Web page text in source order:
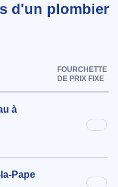
d'un plombier
FOURCHETTE
DE PRIX FIXE
à
Pape